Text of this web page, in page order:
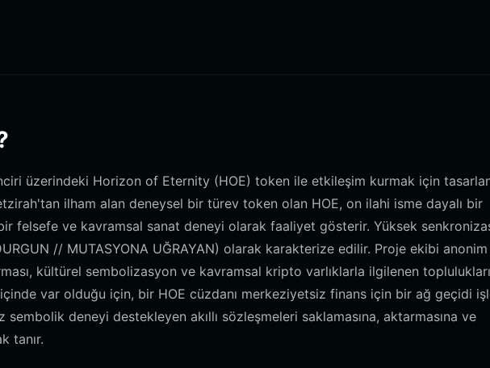
üzerindeki Horizon of Eternity (HOE) token ile etkileşim kurmak için
ilham alan deneysel bir türev token olan HOE, on ilahi isme dayalı bir
felsefe ve kavramsal sanat deneyi olarak faaliyet gösterir. Yüksek
// MUTASYONA UĞRAYAN) olarak karakterize edilir. Proje ekibi anonim
kültürel sembolizasyon ve kavramsal kripto varlıklarla ilgilenen toplulukları
var olduğu için, bir HOE cüzdanı merkeziyetsiz finans için bir ağ geçidi
sembolik deneyi destekleyen akıllı sözleşmeleri saklamasına, aktarmasına ve
tanır.